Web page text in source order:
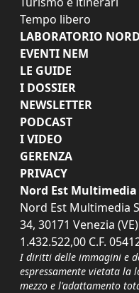
Tempo libero
LABORATORIO
EVENTI NEM
LE GUIDE
I DOSSIER
NEWSLETTER
PODCAST
I VIDEO
GERENZA
PRIVACY
Nord Est Multimedia
Nord Est Multimedia
34, 30171 Venezia
1.432.522,00 C.F.
I diritti delle immagini e
espressamente vietata la
mezzo e l'adattamento